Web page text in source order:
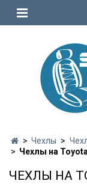
Чехлы
Чехлы на
ЧЕХЛЫ НА